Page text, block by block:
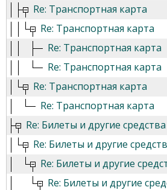
Re: Транспортная карта
Re: Транспортная карта
Re: Транспортная карта
Re: Транспортная карта
Re: Транспортная карта
Re: Транспортная карта
Re: Билеты и другие
Re: Билеты и другие
Re: Билеты и другие
Re: Билеты и другие